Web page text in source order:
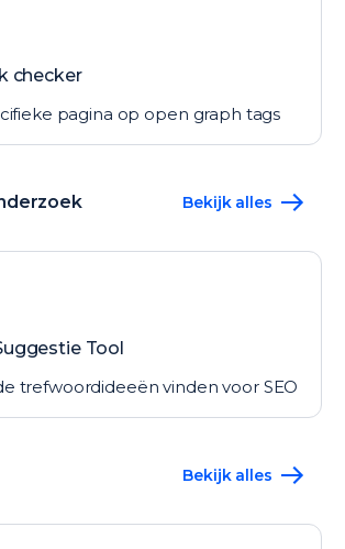
checker
pagina op open graph tags
Bekijk alles
Tool
trefwoordideeën vinden voor SEO
Bekijk alles